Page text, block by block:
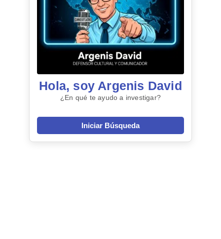
Hola, soy Argenis David
¿En qué te ayudo a investigar?
Iniciar Búsqueda